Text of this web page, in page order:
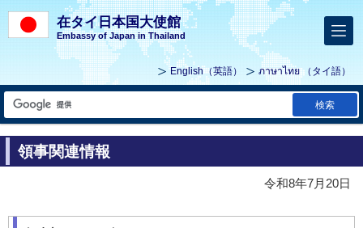
在タイ日本国大使館
Embassy of Japan in Thailand
English（英語） ภาษาไทย（タイ語）
検索
領事関連情報
令和8年7月20日